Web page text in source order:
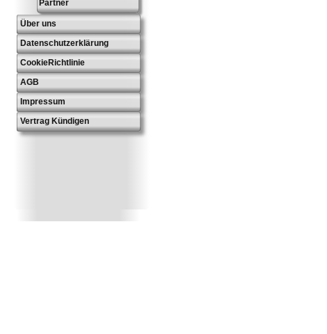
Partner
Über uns
Datenschutzerklärung
CookieRichtlinie
AGB
Impressum
Vertrag Kündigen